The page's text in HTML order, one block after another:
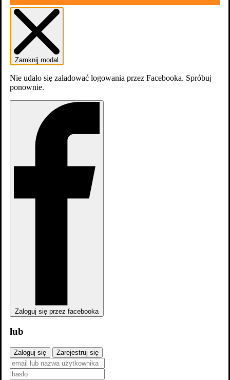
Zamknij modal
Nie udało się załadować logowania przez Facebooka. Spróbuj
ponownie.
Zaloguj się przez facebooka
lub
Zaloguj się Zarejestruj się